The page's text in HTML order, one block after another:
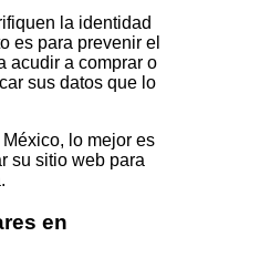
la identidad
es para prevenir el
acudir a comprar o
sus datos que lo
lo mejor es
su sitio web para
en